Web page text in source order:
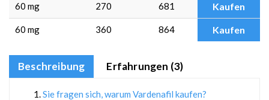
60 mg 270 681 Kaufen
60 mg 360 864 Kaufen
Beschreibung Erfahrungen (3)
Sie fragen sich, warum Vardenafil kaufen?